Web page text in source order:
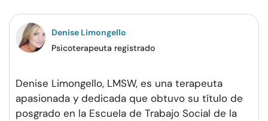
Denise Limongello
Psicoterapeuta registrado
Denise Limongello, LMSW, es una terapeuta
apasionada y dedicada que obtuvo su título de
posgrado en la Escuela de Trabajo Social de la